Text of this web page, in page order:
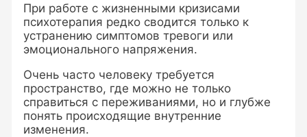
При работе с жизненными кризисами
психотерапия редко сводится только к
устранению симптомов тревоги или
эмоционального напряжения.
Очень часто человеку требуется
пространство, где можно не только
справиться с переживаниями, но и глубже
понять происходящие внутренние
изменения.